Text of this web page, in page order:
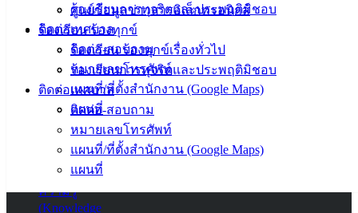
ร้องเรียนการทุจริตและประพฤติมิชอบ
ติดต่อเทศบาล
ติดต่อ-สอบถาม
หมายเลขโทรศัพท์
แผนที่/ที่ตั้งสำนักงาน (Google Maps)
แผนที่
ศูนย์ข้อมูลข่าวสารอิเล็กทรอนิกส์
ร้องเรียน ร้องทุกข์
ร้องเรียน ร้องทุกข์เรื่องทั่วไป
ร้องเรียนการทุจริตและประพฤติมิชอบ
ติดต่อเทศบาล
ติดต่อ-สอบถาม
หมายเลขโทรศัพท์
แผนที่/ที่ตั้งสำนักงาน (Google Maps)
แผนที่
ปฏิบัติ
งาน
ข่าวสาร
น่ารู้
ศุนย์
ข้อมูล
ข่าวสาร
อิเล็กทรอนิกส์
องค์
ความรู้
(Knowledge